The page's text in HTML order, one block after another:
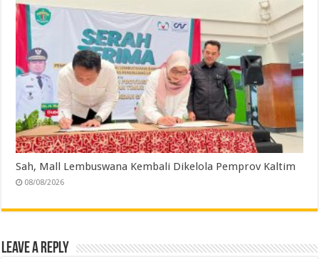
Sah, Mall Lembuswana Kembali Dikelola Pemprov Kaltim
08/08/2026
Leave a Reply